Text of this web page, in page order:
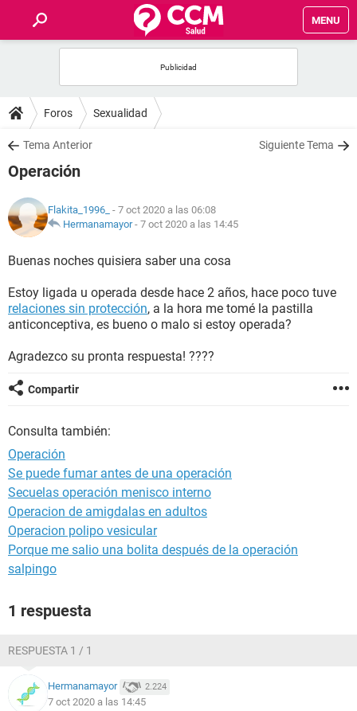
MENU
FOROS
SALUD
FAMILIA
NUTRICIÓN
BIENESTAR
SEXUALIDAD
Foros Sexualidad
Tema Anterior Siguiente Tema
Operación
Flakita_1996_ - 7 oct 2020 a las 06:08
Hermanamayor- 7 oct 2020 a las 14:45
Buenas noches quisiera saber una cosa
Estoy ligada u operada desde hace 2 años, hace poco tuve
relaciones sin protección, a la hora me tomé la pastilla
anticonceptiva, es bueno o malo si estoy operada?
Agradezco su pronta respuesta! ????
Compartir
Consulta también:
Operación
Se puede fumar antes de una operación
Secuelas operación menisco interno
Operacion de amigdalas en adultos
Operacion polipo vesicular
Porque me salio una bolita después de la operación
salpingo
1 respuesta
RESPUESTA 1 / 1
Hermanamayor 2.224
7 oct 2020 a las 14:45